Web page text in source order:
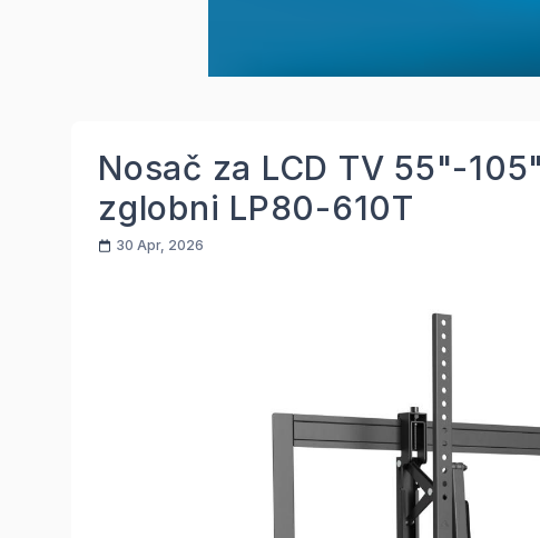
Nosač za LCD TV 55"-
zglobni LP80-610T
30 Apr, 2026